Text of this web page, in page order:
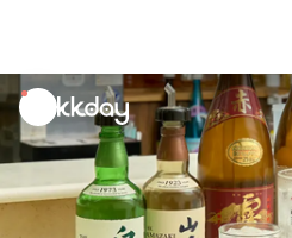
unread
notifications